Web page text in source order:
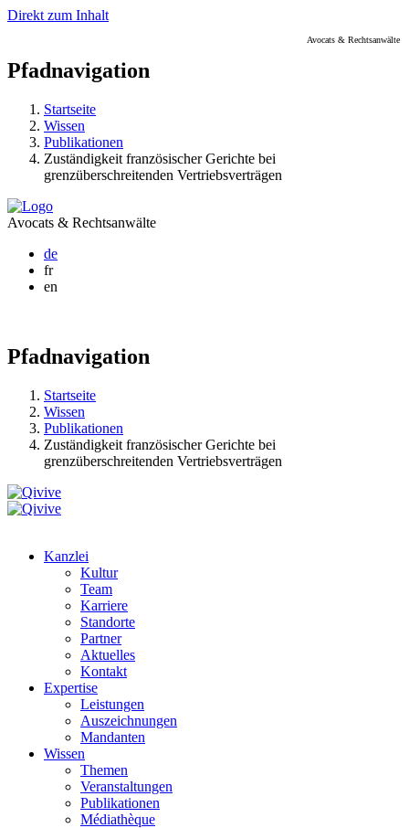
Direkt zum Inhalt
Avocats & Rechtsanwälte
Pfadnavigation
Startseite
Wissen
Publikationen
Zuständigkeit französischer Gerichte bei
grenzüberschreitenden Vertriebsverträgen
Avocats & Rechtsanwälte
de
fr
en
Pfadnavigation
Startseite
Wissen
Publikationen
Zuständigkeit französischer Gerichte bei
grenzüberschreitenden Vertriebsverträgen
Kanzlei
Kultur
Team
Karriere
Standorte
Partner
Aktuelles
Kontakt
Expertise
Leistungen
Auszeichnungen
Mandanten
Wissen
Themen
Veranstaltungen
Publikationen
Médiathèque